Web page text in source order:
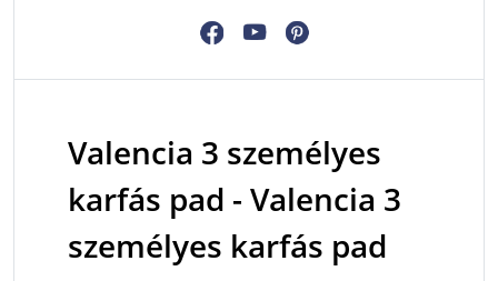
Valencia 3 személyes
karfás pad - Valencia 3
személyes karfás pad